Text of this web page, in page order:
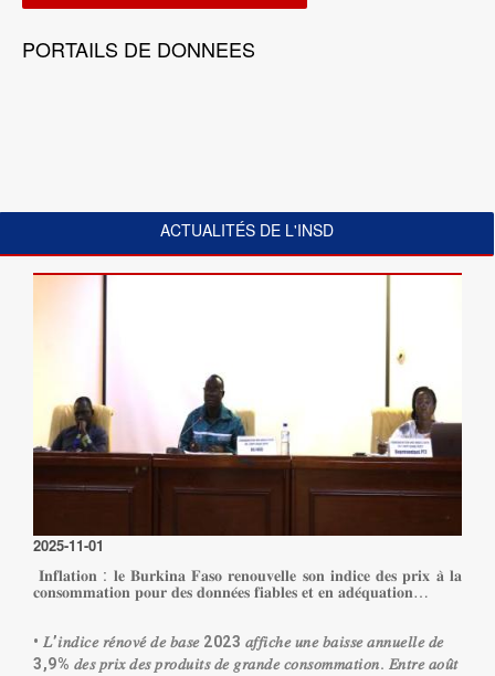
PORTAILS DE DONNEES
ACTUALITÉS DE L'INSD
2025-11-01
𝐈𝐧𝐟𝐥𝐚𝐭𝐢𝐨𝐧 : 𝐥𝐞 𝐁𝐮𝐫𝐤𝐢𝐧𝐚 𝐅𝐚𝐬𝐨 𝐫𝐞𝐧𝐨𝐮𝐯𝐞𝐥𝐥𝐞 𝐬𝐨𝐧 𝐢𝐧𝐝𝐢𝐜𝐞 𝐝𝐞𝐬 𝐩𝐫𝐢𝐱 𝐚̀ 𝐥𝐚
𝐜𝐨𝐧𝐬𝐨𝐦𝐦𝐚𝐭𝐢𝐨𝐧 𝐩𝐨𝐮𝐫 𝐝𝐞𝐬 𝐝𝐨𝐧𝐧𝐞́𝐞𝐬 𝐟𝐢𝐚𝐛𝐥𝐞𝐬 𝐞𝐭 𝐞𝐧 𝐚𝐝𝐞́𝐪𝐮𝐚𝐭𝐢𝐨𝐧…
• 𝐿’𝑖𝑛𝑑𝑖𝑐𝑒 𝑟𝑒́𝑛𝑜𝑣𝑒́ 𝑑𝑒 𝑏𝑎𝑠𝑒 2023 𝑎𝑓𝑓𝑖𝑐ℎ𝑒 𝑢𝑛𝑒 𝑏𝑎𝑖𝑠𝑠𝑒 𝑎𝑛𝑛𝑢𝑒𝑙𝑙𝑒 𝑑𝑒
3,9% 𝑑𝑒𝑠 𝑝𝑟𝑖𝑥 𝑑𝑒𝑠 𝑝𝑟𝑜𝑑𝑢𝑖𝑡𝑠 𝑑𝑒 𝑔𝑟𝑎𝑛𝑑𝑒 𝑐𝑜𝑛𝑠𝑜𝑚𝑚𝑎𝑡𝑖𝑜𝑛. 𝐸𝑛𝑡𝑟𝑒 𝑎𝑜𝑢̂𝑡